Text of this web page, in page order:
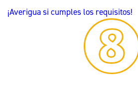
¡Averigua si cumples los requisitos!